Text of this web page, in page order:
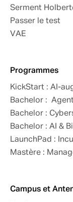
Serment
Passer le test
VAE
Programmes
KickStart : AI-
Bachelor :
Bachelor :
Bachelor : AI &
LaunchPad :
Mastère :
Campus et